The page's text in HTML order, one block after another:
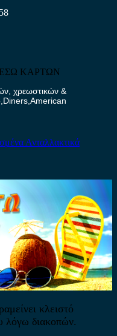
ΚΑΡΤΩΝ
χρεωστικών &
Ανταλλακτικά
κλειστό
λόγω διακοπών.